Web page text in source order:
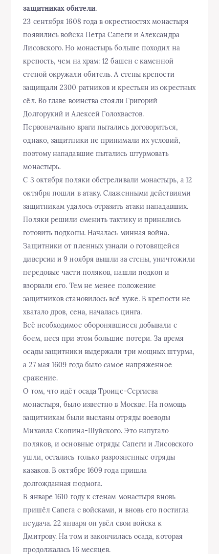
защитниках обители.
23 сентября 1608 года в окрестностях монастыря
появились войска Петра Сапеги и Александра
Лисовского. Но монастырь больше походил на
крепость, чем на храм: 12 башен с каменной
стеной окружали обитель. А стены крепости
защищали 2300 ратников и крестьян из окрестных
сёл. Во главе воинства стояли Григорий
Долгорукий и Алексей Голохвастов.
Первоначально враги пытались договориться,
однако, защитники не принимали их условий,
поэтому нападавшие пытались штурмовать
монастырь.
С 3 октября поляки обстреливали монастырь, а 12
октября пошли в атаку. Слаженными действиями
защитникам удалось отразить атаки нападавших.
Поляки решили сменить тактику и принялись
готовить подкопы. Началась минная война.
Защитники от пленных узнали о готовящейся
диверсии и 9 ноября вышли за стены, уничтожили
передовые части поляков, нашли подкоп и
взорвали его. Тем не менее положение
защитников становилось всё хуже. В крепости не
хватало дров, сена, началась цинга.
Всё необходимое оборонявшиеся добывали с
боем, неся при этом большие потери. За время
осады защитники выдержали три мощных штурма,
а 27 мая 1609 года было самое напряженное
сражение.
О том, что идёт осада Троице-Сергиева
монастыря, было известно в Москве. На помощь
защитникам были высланы отряды воеводы
Михаила Скопина-Шуйского. Это напугало
поляков, и основные отряды Сапеги и Лисовского
ушли, остались только разрозненные отряды
казаков. В октябре 1609 года пришла
долгожданная подмога.
В январе 1610 году к стенам монастыря вновь
пришёл Сапега с войсками, и вновь его постигла
неудача. 22 января он увёл свои войска к
Дмитрову. На том и закончилась осада, которая
продолжалась 16 месяцев.